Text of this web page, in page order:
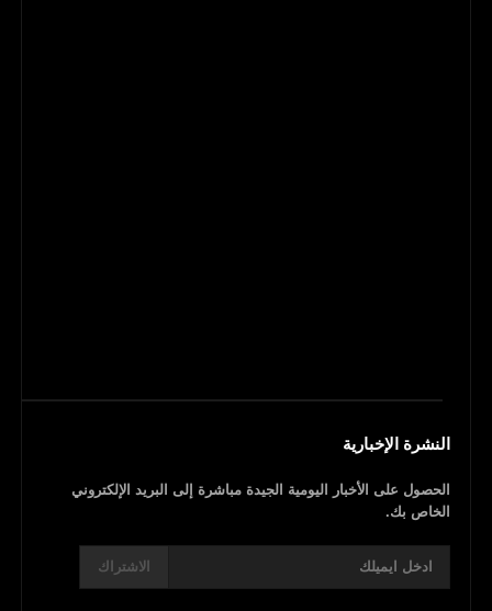
النشرة الإخبارية
الحصول على الأخبار اليومية الجيدة مباشرة إلى البريد الإلكتروني
الخاص بك.
الاشتراك